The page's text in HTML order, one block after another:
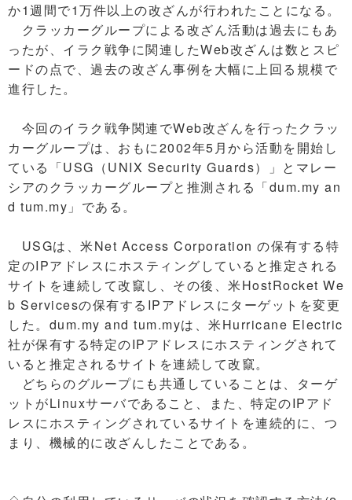
か1週間で1万件以上の改ざんが行われたことになる。
クラッカーグループによる改ざん活動は過去にもあ
ったが、イラク戦争に関連したWeb改ざんは数とスピ
ードの点で、過去の改ざん事例を大幅に上回る規模で
進行した。
今回のイラク戦争関連でWeb改ざんを行ったクラッ
カーグループは、おもに2002年5月から活動を開始し
ている「USG（UNIX Security Guards）」とマレー
シアのクラッカーグループと推測される「dum.my an
d tum.my」である。
USGは、米Net Access Corporation の保有する特
定のIPアドレスにホスティングしていると推定される
サイトを連続して改竄し、その後、米HostRocket We
b Servicesの保有するIPアドレスにターゲットを変更
した。dum.my and tum.myは、米Hurricane Electric
社が保有する特定のIPアドレスにホスティングされて
いると推定されるサイトを連続して改竄。
どちらのグループにも共通していることは、ターゲ
ットがLinuxサーバであること、また、特定のIPアド
レスにホスティングされているサイトを連続的に、つ
まり、機械的に改ざんしたことである。